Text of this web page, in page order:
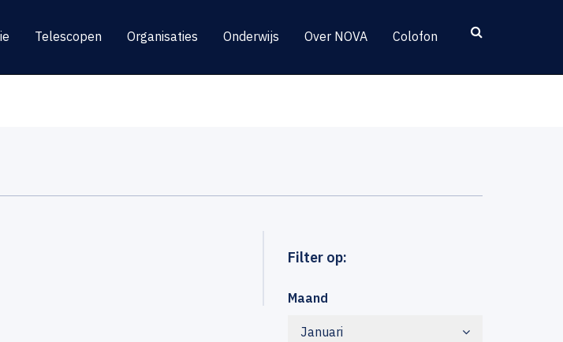
Telescopen Organisaties Onderwijs Over NOVA Colofon
Filter op:
Maand
Januari